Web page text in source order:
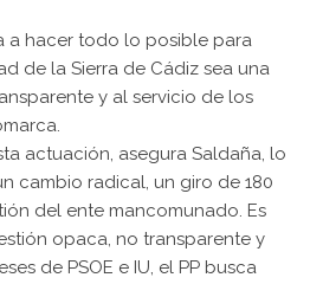
a hacer todo lo posible para
de la Sierra de Cádiz sea una
y al servicio de los
actuación, asegura Saldaña, lo
cambio radical, un giro de 180
del ente mancomunado. Es
opaca, no transparente y
de PSOE e IU, el PP busca